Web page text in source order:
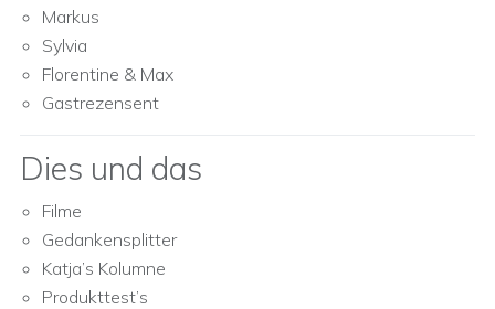
Markus
Sylvia
Florentine & Max
Gastrezensent
Dies und das
Filme
Gedankensplitter
Katja’s Kolumne
Produkttest’s